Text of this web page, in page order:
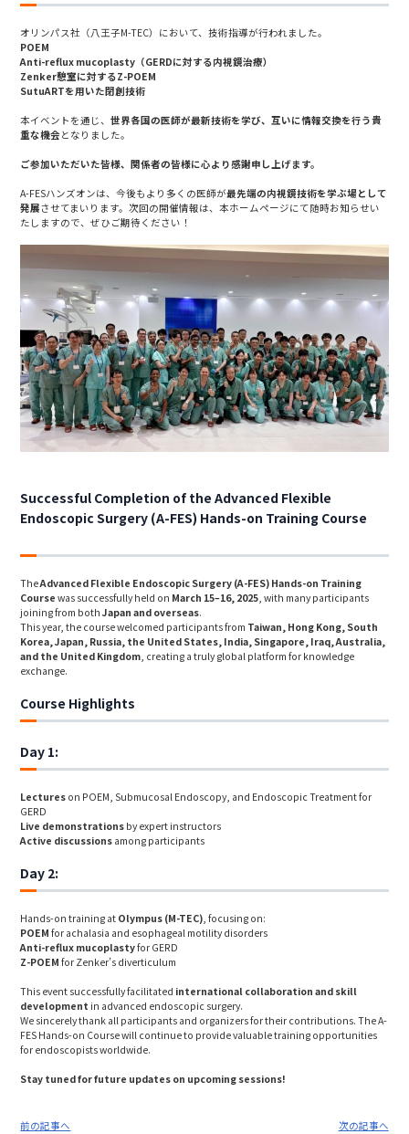
オリンパス社（八王子M-TEC）において、技術指導が行われました。
POEM
Anti-reflux mucoplasty（GERDに対する内視鏡治療）
Zenker憩室に対するZ-POEM
SutuARTを用いた閉創技術
本イベントを通じ、世界各国の医師が最新技術を学び、互いに情報交換を行う貴
重な機会となりました。
ご参加いただいた皆様、関係者の皆様に心より感謝申し上げます。
A-FESハンズオンは、今後もより多くの医師が最先端の内視鏡技術を学ぶ場として
発展させてまいります。次回の開催情報は、本ホームページにて随時お知らせい
たしますので、ぜひご期待ください！
Successful Completion of the Advanced Flexible
Endoscopic Surgery (A-FES) Hands-on Training Course
TheAdvanced Flexible Endoscopic Surgery (A-FES) Hands-on Training
Course was successfully held on March 15–16, 2025 , with many participants
joining from bothJapan and overseas.
This year, the course welcomed participants from Taiwan, Hong Kong, South
Korea, Japan, Russia, the United States, India, Singapore, Iraq, Australia,
and the United Kingdom , creating a truly global platform for knowledge
exchange.
Course Highlights
Day 1:
Lectures on POEM, Submucosal Endoscopy, and Endoscopic Treatment for
GERD
Live demonstrations by expert instructors
Active discussions among participants
Day 2:
Hands-on training at Olympus (M-TEC) , focusing on:
POEM for achalasia and esophageal motility disorders
Anti-reflux mucoplastyfor GERD
Z-POEM for Zenker’s diverticulum
This event successfully facilitated international collaboration and skill
development in advanced endoscopic surgery.
We sincerely thank all participants and organizers for their contributions. The A-
FES Hands-on Course will continue to provide valuable training opportunities
for endoscopists worldwide.
Stay tuned for future updates on upcoming sessions!
前の記事へ 次の記事へ